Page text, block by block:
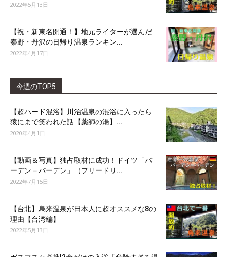
2022年5月13日
【祝・新東名開通！】地元ライターが選んだ
秦野・丹沢の日帰り温泉ランキン...
2022年4月17日
今週のTOP5
【超ハード混浴】川治温泉の混浴に入ったら
猿にまで笑われた話【薬師の湯】...
2020年4月1日
【動画＆写真】独占取材に成功！ドイツ「バ
ーデン＝バーデン」（フリードリ...
2022年7月15日
【台北】烏来温泉が日本人に超オススメな8の
理由【台湾編】
2022年5月13日